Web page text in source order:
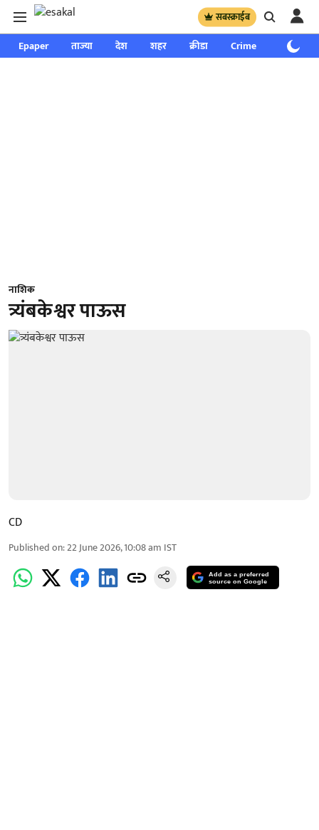
सबस्क्राईब
Epaper ताज्या देश शहर क्रीडा Crime साप्ताहिक
नाशिक
त्र्यंबकेश्वर पाऊस
CD
Published on:22 June 2026, 10:08 am IST
Add as a preferred
source on Google